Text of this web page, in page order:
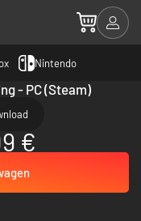
Nintendo
- PC (Steam)
€